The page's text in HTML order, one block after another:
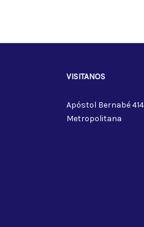
VISITANOS
Apóstol Bernabé
Metropolitana